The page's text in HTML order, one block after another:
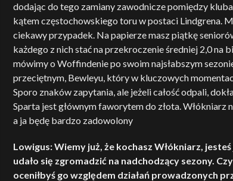
dodając do tego zamiany zawodnicze pomiędzy
kątem częstochowskiego toru w postaci Lindgrena.
ciekawy przypadek. Na papierze masz piątkę
każdego z nich stać na przekroczenie średniej 2,0 na
mówimy o Woffindenie po swoim najsłabszym
przeciętnym, Bewleyu, który w kluczowych
Sporo znaków zapytania, ale jeżeli całość odpali,
Sparta jest głównym faworytem do złota.
a ja będę bardzo zadowolony
Lowigus: Wiemy już, że kochasz Włókniarz,
udało się zgromadzić na nadchodzący sezony.
oceniłbyś go względem działań prowadzonych